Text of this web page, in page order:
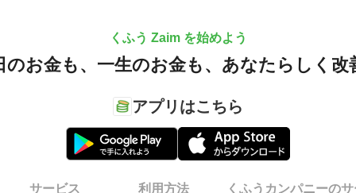
くふう Zaim を始めよう
のお金も、 一生のお金も、 あなたらしく改
アプリはこちら
サービス 利用方法 くふうカンパニーの